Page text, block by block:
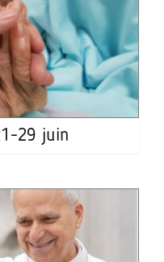
29 juin